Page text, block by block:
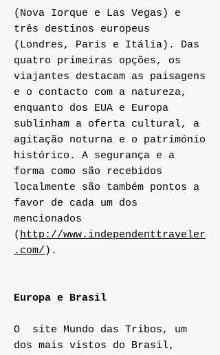
(Nova Iorque e Las Vegas) e
três destinos europeus
(Londres, Paris e Itália). Das
quatro primeiras opções, os
viajantes destacam as paisagens
e o contacto com a natureza,
enquanto dos EUA e Europa
sublinham a oferta cultural, a
agitação noturna e o património
histórico. A segurança e a
forma como são recebidos
localmente são também pontos a
favor de cada um dos
mencionados
( http://www.independenttraveler
.com/ ).
Europa e Brasil
O site Mundo das Tribos, um
dos mais vistos do Brasil,